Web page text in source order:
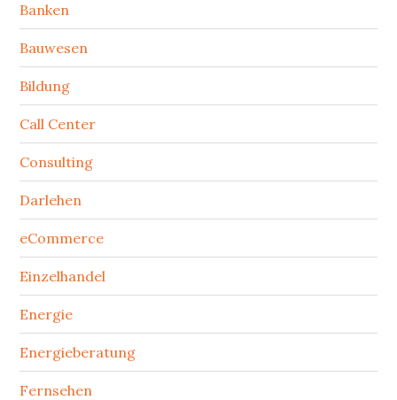
Banken
Bauwesen
Bildung
Call Center
Consulting
Darlehen
eCommerce
Einzelhandel
Energie
Energieberatung
Fernsehen